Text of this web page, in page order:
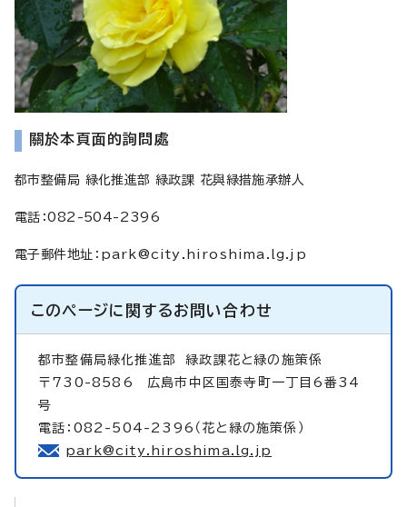
關於本頁面的詢問處
都市整備局 緑化推進部 緑政課 花與緑措施承辦人
電話：082-504-2396
電子郵件地址 ： park@city.hiroshima.lg.jp
このページに関するお問い合わせ
都市整備局緑化推進部緑政課花と緑の施策係
〒730-8586 広島市中区国泰寺町一丁目6番34
号
電話：082-504-2396（花と緑の施策係）
park@city.hiroshima.lg.jp